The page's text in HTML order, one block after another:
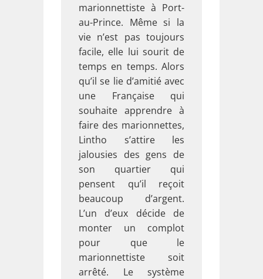
marionnettiste à Port-
au-Prince. Même si la
vie n’est pas toujours
facile, elle lui sourit de
temps en temps. Alors
qu’il se lie d’amitié avec
une Française qui
souhaite apprendre à
faire des marionnettes,
Lintho s’attire les
jalousies des gens de
son quartier qui
pensent qu’il reçoit
beaucoup d’argent.
L’un d’eux décide de
monter un complot
pour que le
marionnettiste soit
arrêté. Le système